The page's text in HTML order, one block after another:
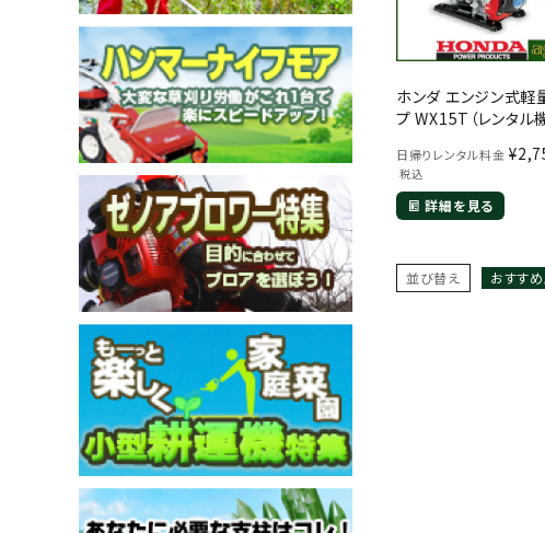
メールでのお問い合わせ
info@agriz.net
FAXでのご注文
0739-72-453224時間受付
ホンダ エンジン式軽
プ WX15T（レンタル機
日帰りレンタル料金 ¥
税込
詳細を見る
並び替え おすす